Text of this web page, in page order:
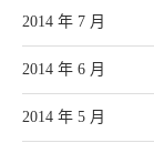
2014 年 7 月
2014 年 6 月
2014 年 5 月